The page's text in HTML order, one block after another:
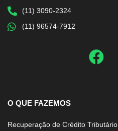
(11) 3090-2324
(11) 96574-7912
O QUE FAZEMOS
Recuperação de Crédito Tributário